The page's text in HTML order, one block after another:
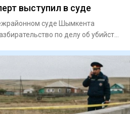
выступил в суде
суде Шымкента
по делу об убийстве